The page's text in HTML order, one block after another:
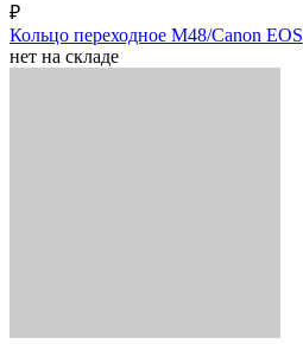
₽
Кольцо переходное M48/Canon EOS
нет на складе